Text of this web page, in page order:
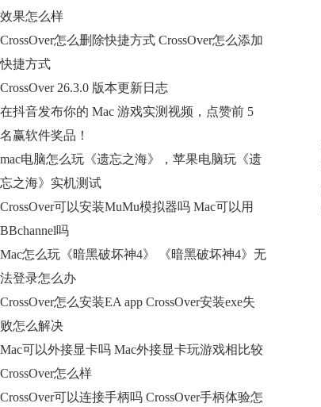
效果怎么样
CrossOver怎么删除快捷方式 CrossOver怎么添加
快捷方式
CrossOver 26.3.0 版本更新日志
在抖音发布你的 Mac 游戏实测视频，点赞前 5
名赢软件奖品！
mac电脑怎么玩《遗忘之海》，苹果电脑玩《遗
忘之海》实机测试
CrossOver可以安装MuMu模拟器吗 Mac可以用
BBchannel吗
Mac怎么玩《暗黑破坏神4》 《暗黑破坏神4》无
法登录怎么办
CrossOver怎么安装EA app CrossOver安装exe失
败怎么解决
Mac可以外接显卡吗 Mac外接显卡玩游戏相比较
CrossOver怎么样
CrossOver可以连接手柄吗 CrossOver手柄体验怎